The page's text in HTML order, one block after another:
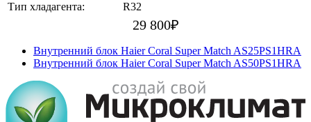
Тип хладагента:
R32
29 800₽
Внутренний блок Haier Coral Super Match AS25PS1HRA
Внутренний блок Haier Coral Super Match AS50PS1HRA